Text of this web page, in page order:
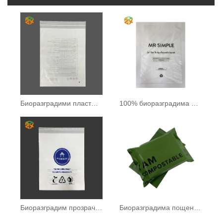
Биоразградими пластмасови торбички
Биоразградим прозрачен полиетиленов плик